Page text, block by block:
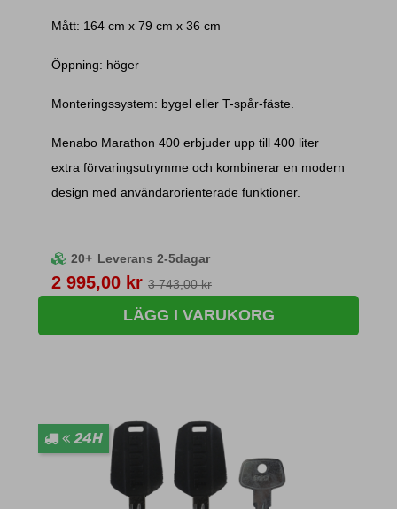
Mått: 164 cm x 79 cm x 36 cm
Öppning: höger
Monteringssystem: bygel eller T-spår-fäste.
Menabo Marathon 400 erbjuder upp till 400 liter
extra förvaringsutrymme och kombinerar en modern
design med användarorienterade funktioner.
20+ Leverans 2-5dagar
Pris
2 995,00 kr 3 743,00 kr
LÄGG I VARUKORG
24H